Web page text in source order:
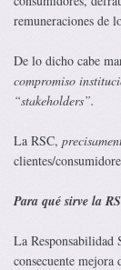
remuneraciones de
De lo dicho cabe
compromiso
“stakeholders”.
La RSC,
clientes/
Para qué sirve la
La Responsabilidad
consecuente mejora